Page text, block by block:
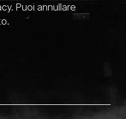
Puoi annullare